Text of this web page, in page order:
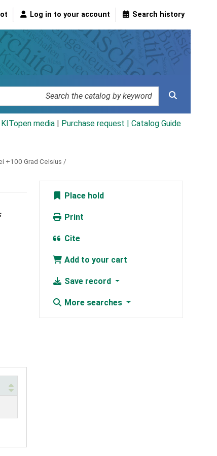
Log in to your account Search history
KITopen media Purchase request | Catalog Guide
+100 Grad Celsius /
Place hold
Print
Cite
Add to your cart
Save record
More searches